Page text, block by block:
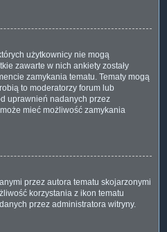
użytkownicy nie mogą
zawarte w nich ankiety zostały
zamykania tematu. Tematy mogą
to moderatorzy forum lub
uprawnień nadanych przez
mieć możliwość zamykania
przez autora tematu skojarzonymi
korzystania z ikon tematu
przez administratora witryny.